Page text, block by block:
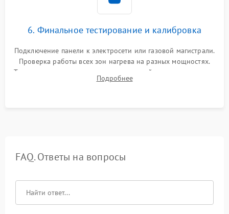
6. Финальное тестирование и калибровка
Подключение панели к электросети или газовой магистрали.
Проверка работы всех зон нагрева на разных мощностях.
Тестирование сенсорного управления, таймера, индикаторов
остаточного тепла и систем защиты от перегрева.
Подробнее
FAQ. Ответы на вопросы